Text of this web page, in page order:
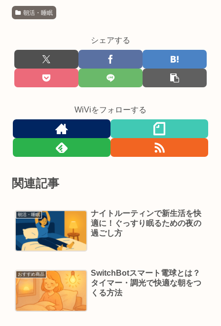
朝活・睡眠
シェアする
WiViをフォローする
関連記事
朝活・睡眠
ナイトルーティンで新生活を快
適に！ぐっすり眠るための夜の
過ごし方
おすすめ商品
SwitchBotスマート電球とは？
タイマー・調光で快適な朝をつ
くる方法